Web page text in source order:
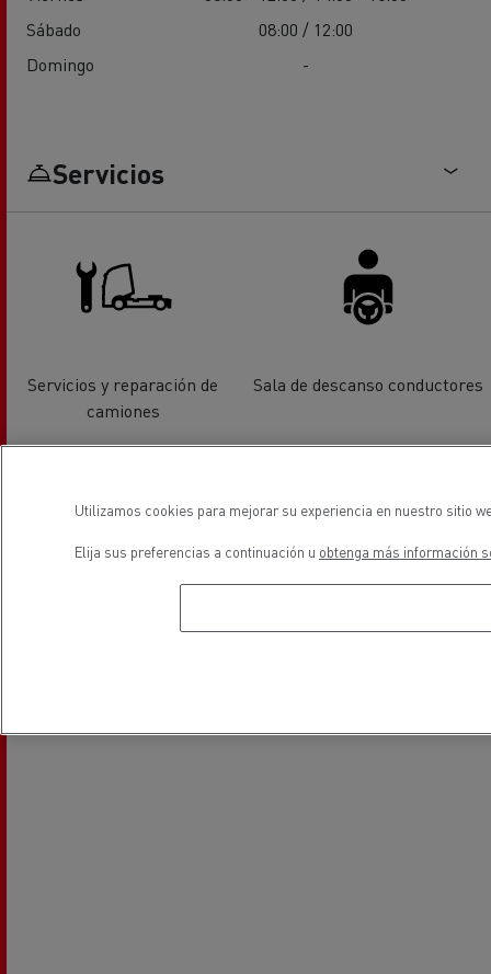
Sábado
08:00 / 12:00
Domingo
-
Servicios
Servicios y reparación de
camiones
Sala de descanso conductores
Servicios y reparación de
Financiación
Utilizamos cookies para mejorar su experiencia en nuestro sitio
Elija sus preferencias a continuación u obtenga más información